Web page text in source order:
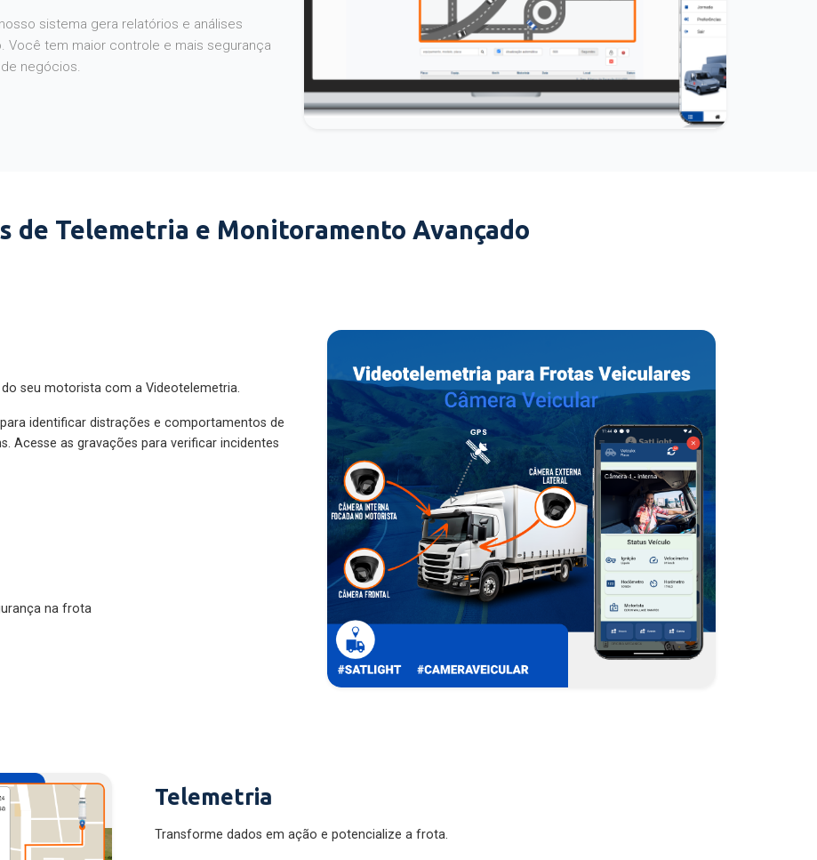
sistema gera relatórios e análises
Você tem maior controle e mais segurança
negócios.
de Telemetria e Monitoramento Avançado
seu motorista com a Videotelemetria.
identificar distrações e comportamentos de
Acesse as gravações para verificar incidentes
na frota
Telemetria
Transforme dados em ação e potencialize a frota.